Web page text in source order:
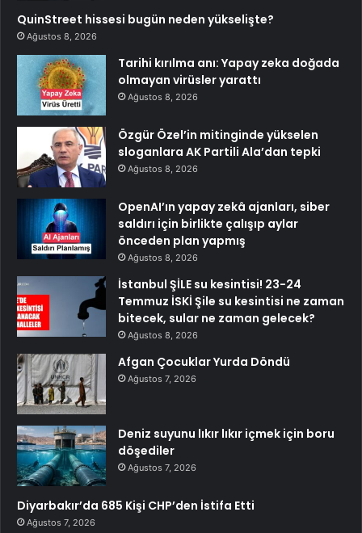
QuinStreet hissesi bugün neden yükselişte?
Ağustos 8, 2026
Tarihi kırılma anı: Yapay zeka doğada
olmayan virüsler yarattı
Ağustos 8, 2026
Özgür Özel’in mitinginde yükselen
sloganlara AK Partili Ala’dan tepki
Ağustos 8, 2026
OpenAI’ın yapay zekâ ajanları, siber
saldırı için birlikte çalışıp aylar
önceden plan yapmış
Ağustos 8, 2026
İstanbul ŞİLE su kesintisi! 23-24
Temmuz İSKİ Şile su kesintisi ne zaman
bitecek, sular ne zaman gelecek?
Ağustos 8, 2026
Afgan Çocuklar Yurda Döndü
Ağustos 7, 2026
Deniz suyunu lıkır lıkır içmek için boru
döşediler
Ağustos 7, 2026
Diyarbakır’da 685 Kişi CHP’den İstifa Etti
Ağustos 7, 2026